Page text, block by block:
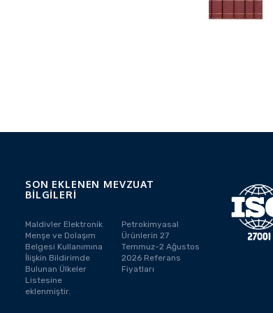
SON EKLENEN MEVZUAT
BILGILERI
Maldivler Elektronik
Menşe ve Dolaşım
Belgesi Kullanımına
İlişkin Bildirimde
Bulunan Ülkeler
Listesine
eklenmiştir.
Petrokimyasal
Ürünlerin 27
Temmuz-2 Ağustos
2026 Referans
Fiyatları